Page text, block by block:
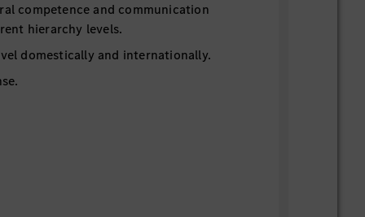
competence and communication
hierarchy levels.
domestically and internationally.